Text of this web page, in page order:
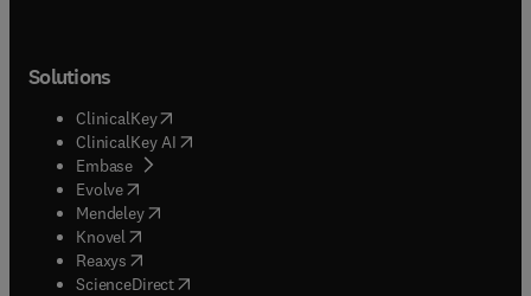
Solutions
ClinicalKey(opens in new tab/window
ClinicalKey AI opens in new tab/window
Embase( opens in new tab/window
Evolve(opens in new tab/window
Mendeley( opens in new tab/window
Knovel (opens in new tab/window
Reaxys (opens in new tab/window
ScienceDirect(opens in new tab/window